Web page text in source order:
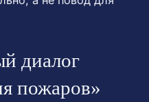
диалог
пожаров»